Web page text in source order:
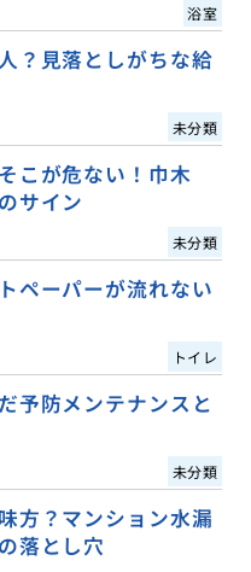
浴室
？見落としがちな給
未分類
こが危ない！巾木
サイン
未分類
ペーパーが流れない
トイレ
予防メンテナンスと
未分類
方？マンション水漏
落とし穴